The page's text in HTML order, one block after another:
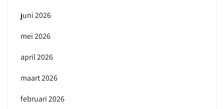
juni 2026
mei 2026
april 2026
maart 2026
februari 2026